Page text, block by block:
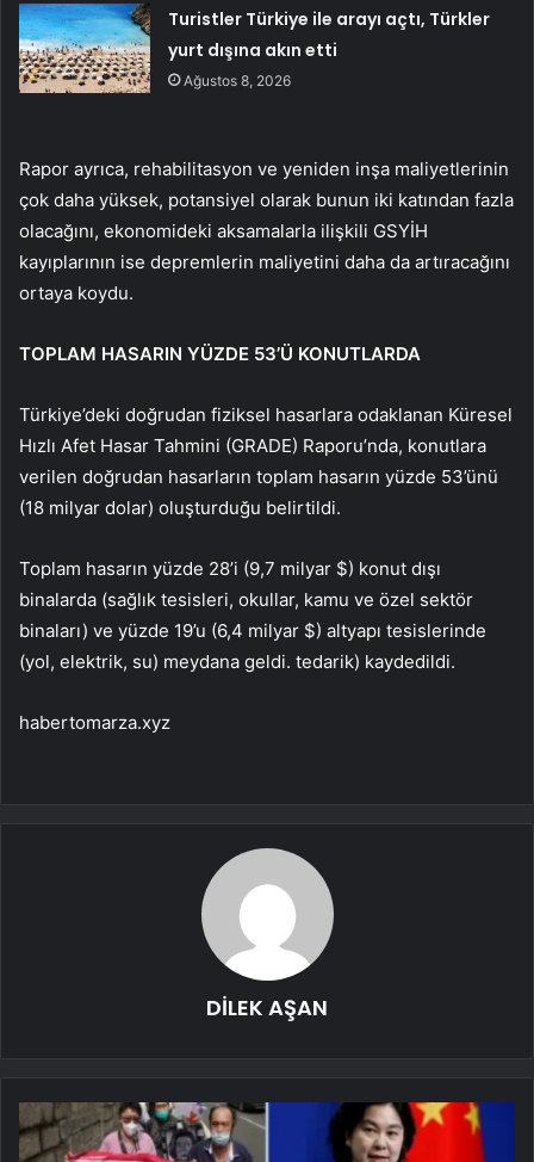
Turistler Türkiye ile arayı açtı, Türkler
yurt dışına akın etti
Ağustos 8, 2026
Rapor ayrıca, rehabilitasyon ve yeniden inşa maliyetlerinin
çok daha yüksek, potansiyel olarak bunun iki katından fazla
olacağını, ekonomideki aksamalarla ilişkili GSYİH
kayıplarının ise depremlerin maliyetini daha da artıracağını
ortaya koydu.
TOPLAM HASARIN YÜZDE 53’Ü KONUTLARDA
Türkiye’deki doğrudan fiziksel hasarlara odaklanan Küresel
Hızlı Afet Hasar Tahmini (GRADE) Raporu’nda, konutlara
verilen doğrudan hasarların toplam hasarın yüzde 53’ünü
(18 milyar dolar) oluşturduğu belirtildi.
Toplam hasarın yüzde 28’i (9,7 milyar $) konut dışı
binalarda (sağlık tesisleri, okullar, kamu ve özel sektör
binaları) ve yüzde 19’u (6,4 milyar $) altyapı tesislerinde
(yol, elektrik, su) meydana geldi. tedarik) kaydedildi.
habertomarza.xyz
DİLEK AŞAN